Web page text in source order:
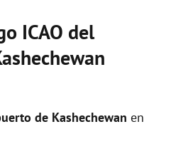
ICAO del
de Kashechewan en